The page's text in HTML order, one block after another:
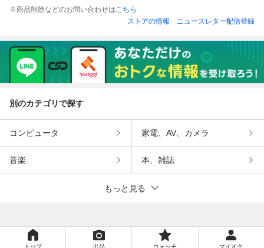
※商品削除などのお問い合わせはこちら
ストアの情報
ニュースレター配信登録
別のカテゴリで探す
コンピュータ 家電、AV、カメラ
音楽 本、雑誌
もっと見る
トップ 出品 ウォッチ マイオク